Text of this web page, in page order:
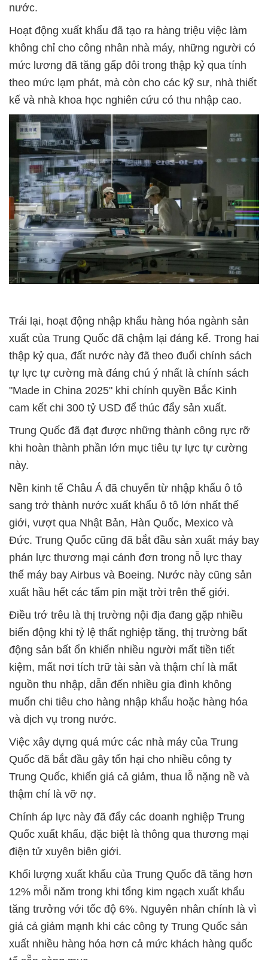
nước.
Hoạt động xuất khẩu đã tạo ra hàng triệu việc làm
không chỉ cho công nhân nhà máy, những người có
mức lương đã tăng gấp đôi trong thập kỷ qua tính
theo mức lạm phát, mà còn cho các kỹ sư, nhà thiết
kế và nhà khoa học nghiên cứu có thu nhập cao.
Trái lại, hoạt động nhập khẩu hàng hóa ngành sản
xuất của Trung Quốc đã chậm lại đáng kể. Trong hai
thập kỷ qua, đất nước này đã theo đuổi chính sách
tự lực tự cường mà đáng chú ý nhất là chính sách
"Made in China 2025" khi chính quyền Bắc Kinh
cam kết chi 300 tỷ USD để thúc đẩy sản xuất.
Trung Quốc đã đạt được những thành công rực rỡ
khi hoàn thành phần lớn mục tiêu tự lực tự cường
này.
Nền kinh tế Châu Á đã chuyển từ nhập khẩu ô tô
sang trở thành nước xuất khẩu ô tô lớn nhất thế
giới, vượt qua Nhật Bản, Hàn Quốc, Mexico và
Đức. Trung Quốc cũng đã bắt đầu sản xuất máy bay
phản lực thương mại cánh đơn trong nỗ lực thay
thế máy bay Airbus và Boeing. Nước này cũng sản
xuất hầu hết các tấm pin mặt trời trên thế giới.
Điều trớ trêu là thị trường nội địa đang gặp nhiều
biến động khi tỷ lệ thất nghiệp tăng, thị trường bất
động sản bất ổn khiến nhiều người mất tiền tiết
kiệm, mất nơi tích trữ tài sản và thậm chí là mất
nguồn thu nhập, dẫn đến nhiều gia đình không
muốn chi tiêu cho hàng nhập khẩu hoặc hàng hóa
và dịch vụ trong nước.
Việc xây dựng quá mức các nhà máy của Trung
Quốc đã bắt đầu gây tổn hại cho nhiều công ty
Trung Quốc, khiến giá cả giảm, thua lỗ nặng nề và
thậm chí là vỡ nợ.
Chính áp lực này đã đẩy các doanh nghiệp Trung
Quốc xuất khẩu, đặc biệt là thông qua thương mại
điện tử xuyên biên giới.
Khối lượng xuất khẩu của Trung Quốc đã tăng hơn
12% mỗi năm trong khi tổng kim ngạch xuất khẩu
tăng trưởng với tốc độ 6%. Nguyên nhân chính là vì
giá cả giảm mạnh khi các công ty Trung Quốc sản
xuất nhiều hàng hóa hơn cả mức khách hàng quốc